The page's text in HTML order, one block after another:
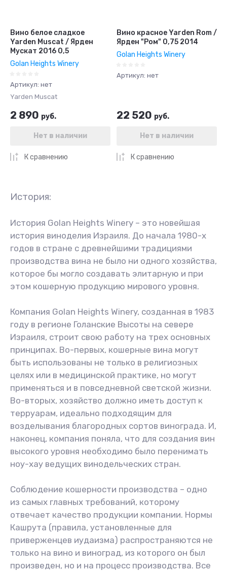
Вино белое сладкое
Yarden Muscat / Ярден
Мускат 2016 0,5
Golan Heights Winery
Артикул: нет
Yarden Muscat
2 890 руб.
Нет в наличии
К сравнению
Вино красное Yarden Rom /
Ярден "Ром" 0,75 2014
Golan Heights Winery
Артикул: нет
22 520 руб.
Нет в наличии
К сравнению
История:
История Golan Heights Winery – это новейшая
история виноделия Израиля. До начала 1980-х
годов в стране с древнейшими традициями
производства вина не было ни одного хозяйства,
которое бы могло создавать элитарную и при
этом кошерную продукцию мирового уровня.
Компания Golan Heights Winery, созданная в 1983
году в регионе Голанские Высоты на севере
Израиля, строит свою работу на трех основных
принципах. Во-первых, кошерные вина могут
быть использованы не только в религиозных
целях или в медицинской практике, но могут
применяться и в повседневной светской жизни.
Во-вторых, хозяйство должно иметь доступ к
терруарам, идеально подходящим для
возделывания благородных сортов винограда. И,
наконец, компания поняла, что для создания вин
высокого уровня необходимо было перенимать
ноу-хау ведущих винодельческих стран.
Соблюдение кошерности производства – одно
из самых главных требований, которому
отвечает качество продукции компании. Нормы
Кашрута (правила, установленные для
приверженцев иудаизма) распространяются не
только на вино и виноград, из которого он был
произведен, но и на процесс производства. Все